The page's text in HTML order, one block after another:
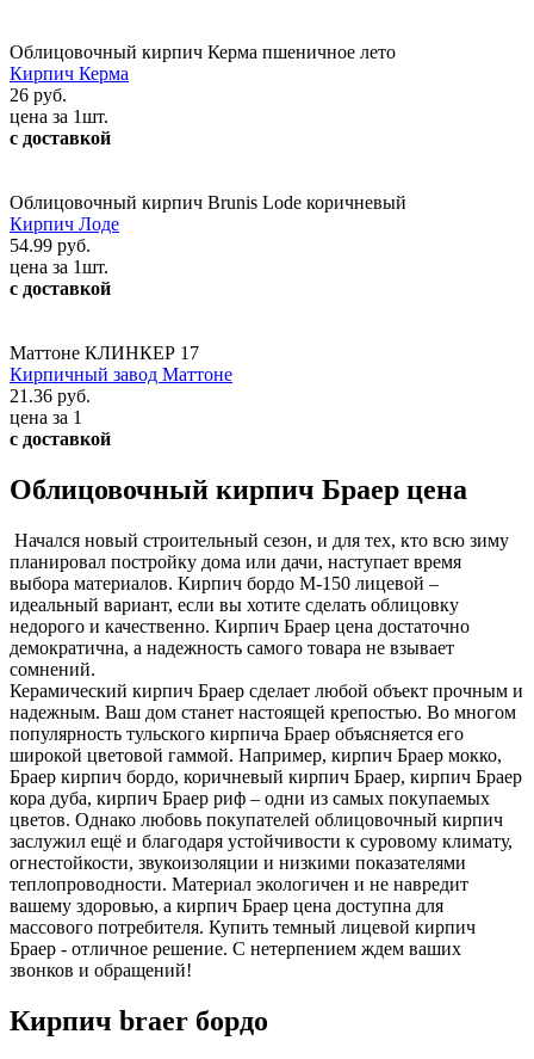
Облицовочный кирпич Керма пшеничное лето
Кирпич Керма
26 руб.
цена за 1шт.
с доставкой
Облицовочный кирпич Brunis Lode коричневый
Кирпич Лоде
54.99 руб.
цена за 1шт.
с доставкой
Маттоне КЛИНКЕР 17
Кирпичный завод Маттоне
21.36 руб.
цена за 1
с доставкой
Облицовочный кирпич Браер цена
Начался новый строительный сезон, и для тех, кто всю зиму
планировал постройку дома или дачи, наступает время
выбора материалов. Кирпич бордо М-150 лицевой –
идеальный вариант, если вы хотите сделать облицовку
недорого и качественно. Кирпич Браер цена достаточно
демократична, а надежность самого товара не взывает
сомнений.
Керамический кирпич Браер сделает любой объект прочным и
надежным. Ваш дом станет настоящей крепостью. Во многом
популярность тульского кирпича Браер объясняется его
широкой цветовой гаммой. Например, кирпич Браер мокко,
Браер кирпич бордо, коричневый кирпич Браер, кирпич Браер
кора дуба, кирпич Браер риф – одни из самых покупаемых
цветов. Однако любовь покупателей облицовочный кирпич
заслужил ещё и благодаря устойчивости к суровому климату,
огнестойкости, звукоизоляции и низкими показателями
теплопроводности. Материал экологичен и не навредит
вашему здоровью, а кирпич Браер цена доступна для
массового потребителя. Купить темный лицевой кирпич
Браер - отличное решение. С нетерпением ждем ваших
звонков и обращений!
Кирпич braer бордо